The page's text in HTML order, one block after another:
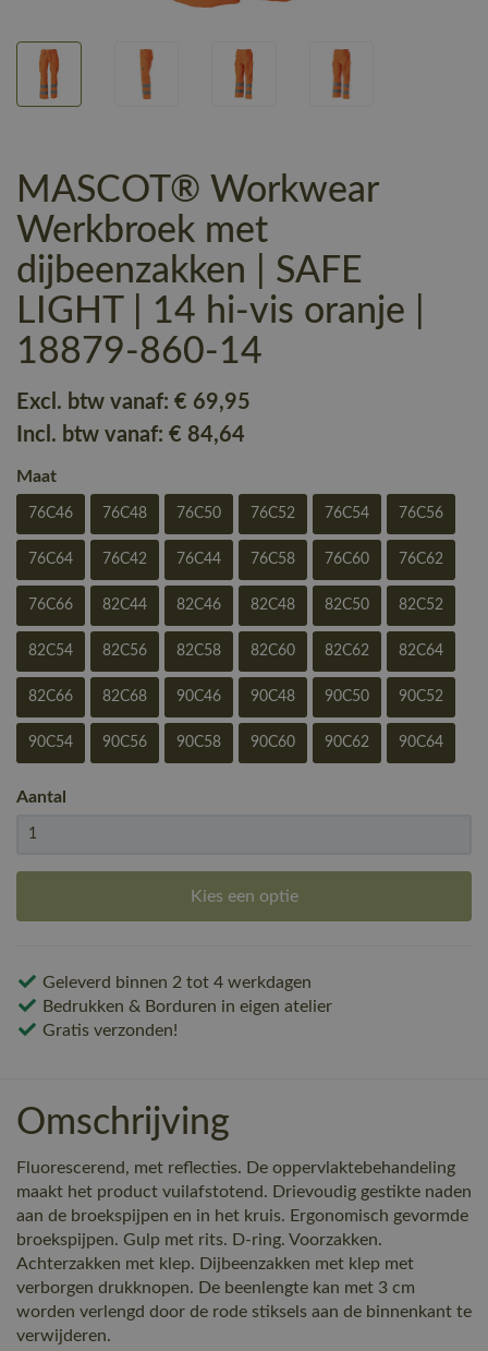
MASCOT® Workwear
Werkbroek met
dijbeenzakken | SAFE
LIGHT | 14 hi-vis oranje |
18879-860-14
Excl. btw vanaf: € 69,95
Incl. btw vanaf: € 84,64
Maat
76C46 76C48 76C50 76C52 76C54 76C56
76C64 76C42 76C44 76C58 76C60 76C62
76C66 82C44 82C46 82C48 82C50 82C52
82C54 82C56 82C58 82C60 82C62 82C64
82C66 82C68 90C46 90C48 90C50 90C52
90C54 90C56 90C58 90C60 90C62 90C64
Aantal
Kies een optie
Geleverd binnen 2 tot 4 werkdagen
Bedrukken & Borduren in eigen atelier
Gratis verzonden!
Omschrijving
Fluorescerend, met reflecties. De oppervlaktebehandeling
maakt het product vuilafstotend. Drievoudig gestikte naden
aan de broekspijpen en in het kruis. Ergonomisch gevormde
broekspijpen. Gulp met rits. D-ring. Voorzakken.
Achterzakken met klep. Dijbeenzakken met klep met
verborgen drukknopen. De beenlengte kan met 3 cm
worden verlengd door de rode stiksels aan de binnenkant te
verwijderen.